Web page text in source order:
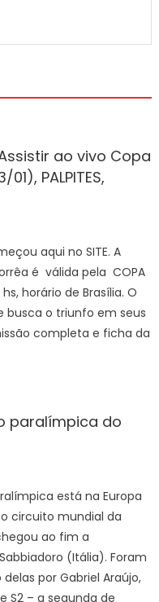
ao vivo Copa
PALPITES,
aqui no SITE. A
é válida pela COPA
hs, horário de Brasília. O
busca o triunfo em seus
completa e ficha da
paralímpica do
está na Europa
circuito mundial da
ao fim a
(Itália). Foram
por Gabriel Araújo,
S2 – a segunda de